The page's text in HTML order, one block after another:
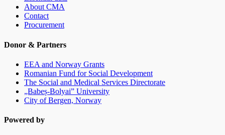
About CMA
Contact
Procurement
Donor & Partners
EEA and Norway Grants
Romanian Fund for Social Development
The Social and Medical Services Directorate
„Babeș-Bolyai” University
City of Bergen, Norway
Powered by